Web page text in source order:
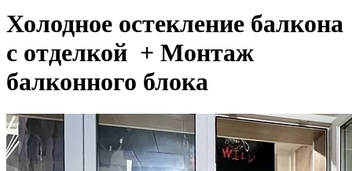
Холодное остекление балкона
с отделкой + Монтаж
балконного блока